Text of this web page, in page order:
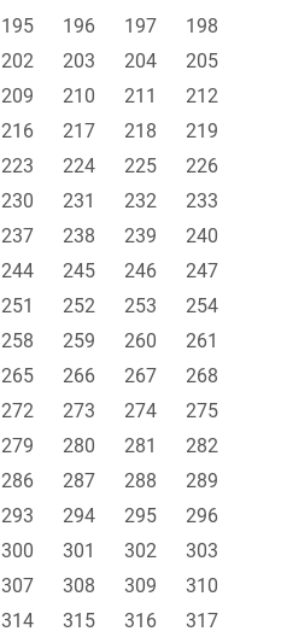
195 196 197
198
202 203 204
205
209 210 211
212
216 217 218
219
223 224 225
226
230 231 232
233
237 238 239
240
244 245 246
247
251 252 253
254
258 259 260
261
265 266 267
268
272 273 274
275
279 280 281
282
286 287 288
289
293 294 295
296
300 301 302
303
307 308 309
310
314 315 316
317